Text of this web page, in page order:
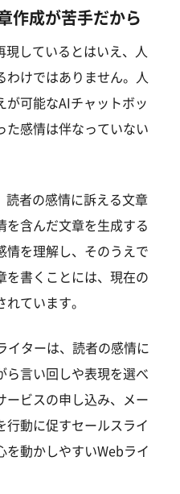
作成が苦手だから
しているとはいえ、人
わけではありません。人
が可能なAIチャットボッ
た感情は伴なっていない
者の感情に訴える文章
を含んだ文章を生成する
情を理解し、そのうえで
を書くことには、現在の
ています。
イターは、読者の感情に
ら言い回しや表現を選べ
ービスの申し込み、メー
行動に促すセールスライ
を動かしやすいWebライ